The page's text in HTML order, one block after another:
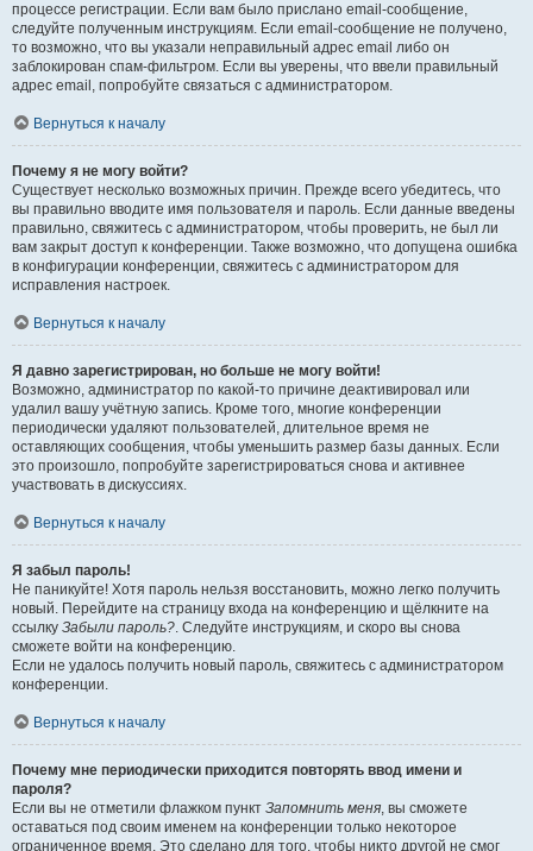
процессе регистрации. Если вам было прислано email-сообщение,
следуйте полученным инструкциям. Если email-сообщение не получено,
то возможно, что вы указали неправильный адрес email либо он
заблокирован спам-фильтром. Если вы уверены, что ввели правильный
адрес email, попробуйте связаться с администратором.
Вернуться к началу
Почему я не могу войти?
Существует несколько возможных причин. Прежде всего убедитесь, что
вы правильно вводите имя пользователя и пароль. Если данные введены
правильно, свяжитесь с администратором, чтобы проверить, не был ли
вам закрыт доступ к конференции. Также возможно, что допущена ошибка
в конфигурации конференции, свяжитесь с администратором для
исправления настроек.
Вернуться к началу
Я давно зарегистрирован, но больше не могу войти!
Возможно, администратор по какой-то причине деактивировал или
удалил вашу учётную запись. Кроме того, многие конференции
периодически удаляют пользователей, длительное время не
оставляющих сообщения, чтобы уменьшить размер базы данных. Если
это произошло, попробуйте зарегистрироваться снова и активнее
участвовать в дискуссиях.
Вернуться к началу
Я забыл пароль!
Не паникуйте! Хотя пароль нельзя восстановить, можно легко получить
новый. Перейдите на страницу входа на конференцию и щёлкните на
ссылку Забыли пароль?. Следуйте инструкциям, и скоро вы снова
сможете войти на конференцию.
Если не удалось получить новый пароль, свяжитесь с администратором
конференции.
Вернуться к началу
Почему мне периодически приходится повторять ввод имени и
пароля?
Если вы не отметили флажком пункт Запомнить меня, вы сможете
оставаться под своим именем на конференции только некоторое
ограниченное время. Это сделано для того, чтобы никто другой не смог